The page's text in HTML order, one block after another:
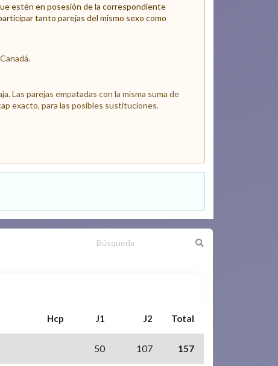
estén en posesión de la correspondiente
tanto parejas del mismo sexo como
Las parejas empatadas con la misma suma de
exacto, para las posibles sustituciones.
Hcp J1 J2 Total
50 107 157